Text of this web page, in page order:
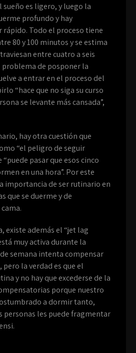
sueño es ligero, y luego la
profundo y hay
Todo el proceso tiene
80 y 100 minutos y se estima
entre cuatro a seis
problema de posponer la
a entrar en el proceso del
“hace que no siga su curso
se levante más cansada”,
hay otra cuestión que
“el peligro de seguir
“puede pasar que esos cinco
en una hora”. Por este
importancia de ser rutinario en
que se duerme y de
existe además el “jet lag
muy activa durante la
semana intenta compensar
pero la verdad es que el
y no hay que excederse de la
porque nuestro
a dormir tanto,
personas les puede fragmentar